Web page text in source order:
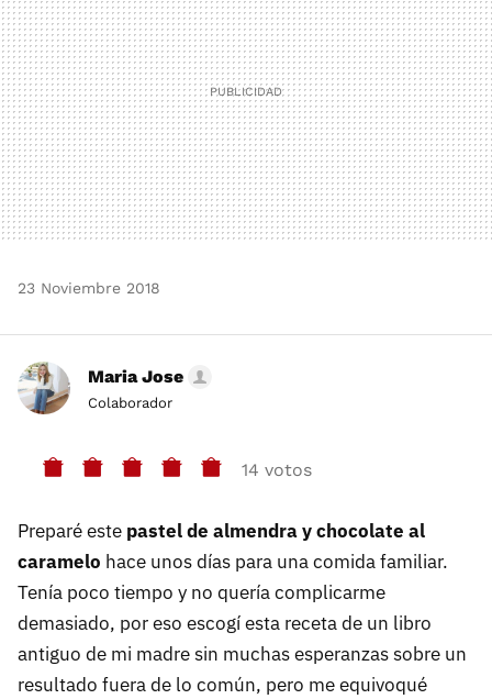
23 Noviembre 2018
Maria Jose
Colaborador
14 votos
Preparé este pastel de almendra y chocolate al
caramelo hace unos días para una comida familiar.
Tenía poco tiempo y no quería complicarme
demasiado, por eso escogí esta receta de un libro
antiguo de mi madre sin muchas esperanzas sobre un
resultado fuera de lo común, pero me equivoqué